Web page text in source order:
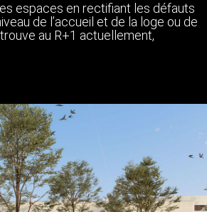
espaces en rectifiant les défauts
de l’accueil et de la loge ou de
au R+1 actuellement,